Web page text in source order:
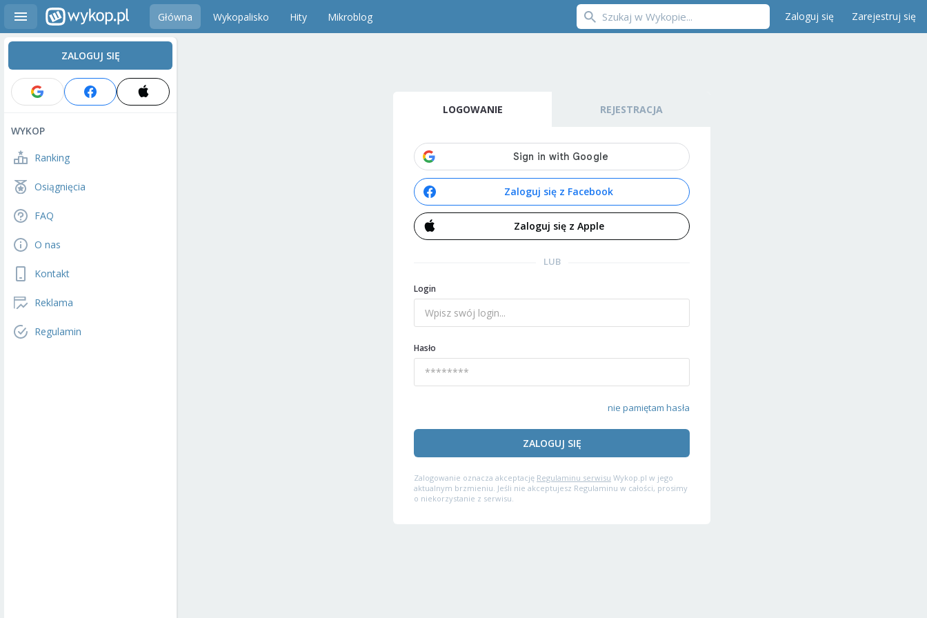
Główna Wykopalisko Hity Mikroblog Zaloguj się Zarejestruj się
ZALOGUJ SIĘ
WYKOP
Ranking
Osiągnięcia
FAQ
O nas
Kontakt
Reklama
Regulamin
LOGOWANIE REJESTRACJA
Zaloguj się z Facebook
Zaloguj się z Apple
LUB
Login
Hasło
nie pamiętam hasła
ZALOGUJ SIĘ
Zalogowanie oznacza akceptację Regulaminu serwisu Wykop.pl w jego
aktualnym brzmieniu. Jeśli nie akceptujesz Regulaminu w całości, prosimy
o niekorzystanie z serwisu.